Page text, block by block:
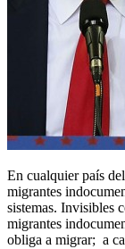
En cualquier país
migrantes
sistemas. Invisibles
migrantes
obliga a migrar; a